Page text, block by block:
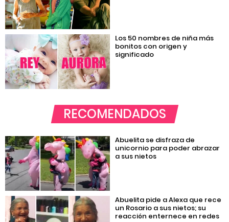
Los 50 nombres de niña más
bonitos con origen y
significado
RECOMENDADOS
Abuelita se disfraza de
unicornio para poder abrazar
a sus nietos
Abuelita pide a Alexa que rece
un Rosario a sus nietos; su
reacción enternece en redes